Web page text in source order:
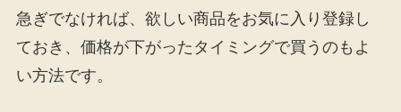
急ぎでなければ、欲しい商品をお気に入り登録し
ておき、価格が下がったタイミングで買うのもよ
い方法です。